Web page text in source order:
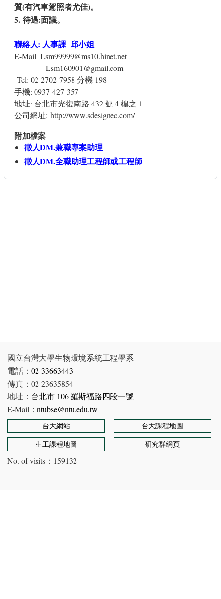
質(有汽車駕照者尤佳)。
5. 待遇:面議。
聯絡人: 人事課 邱小姐
E-Mail: Lsm99999@ms10.hinet.net
Lsm160901@gmail.com
Tel: 02-2702-7958 分機 198
手機: 0937-427-357
地址: 台北市光復南路 432 號 4 樓之 1
公司網址: http://www.sdesignec.com/
附加檔案
徵人DM.兼職專案助理
徵人DM.全職助理工程師或工程師
國立台灣大學生物環境系統工程學系
電話： 02-33663443
傳真：02-23635854
地址： 台北市 106 羅斯福路四段一號
E-Mail： ntubse@ntu.edu.tw
台大網站
台大課程地圖
生工課程地圖
研究群網頁
No. of visits： 159132